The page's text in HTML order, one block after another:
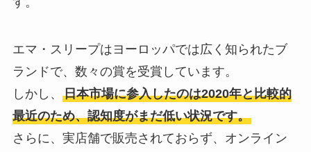
エマ・スリープはヨーロッパでは広く知られたブ
ランドで、数々の賞を受賞しています。
しかし、 日本市場に参入したのは2020年と比較的
最近のため、認知度がまだ低い状況です。
さらに、実店舗で販売されておらず、オンライン